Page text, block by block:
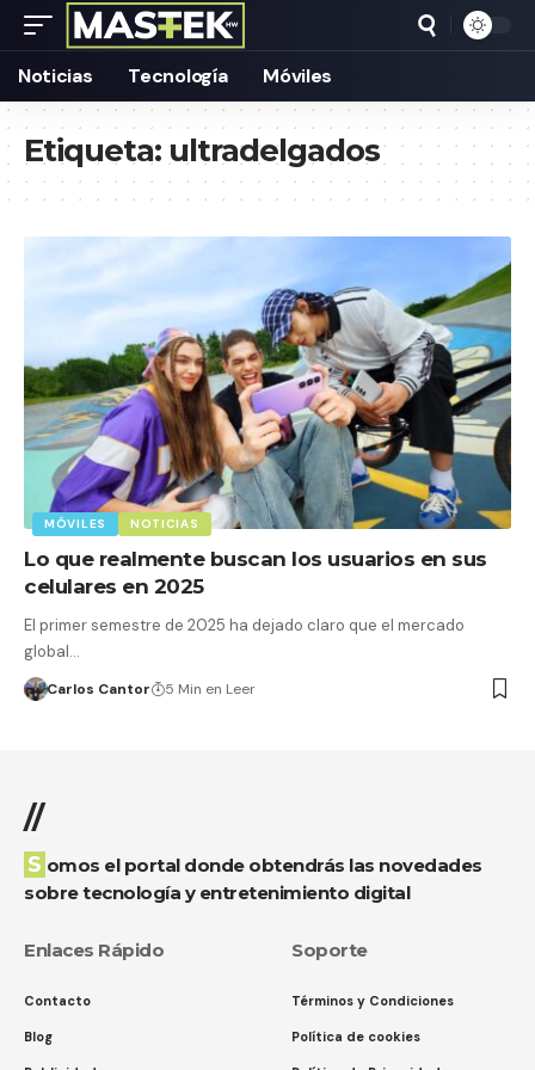
Noticias Tecnología Móviles
Etiqueta:ultradelgados
MÓVILES NOTICIAS
Lo que realmente buscan los usuarios en sus
celulares en 2025
El primer semestre de 2025 ha dejado claro que el mercado
global…
Carlos Cantor 5 Min en Leer
//
Somos el portal donde obtendrás las novedades
sobre tecnología y entretenimiento digital
Enlaces Rápido
Contacto
Blog
Soporte
Términos y Condiciones
Política de cookies